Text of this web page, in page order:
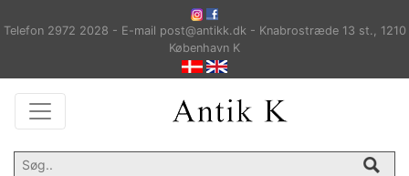
Telefon 2972 2028 - E-mail post@antikk.dk - Knabrostræde 13 st., 1210
København K